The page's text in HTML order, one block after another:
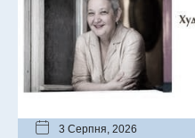
3 Серпня, 2026